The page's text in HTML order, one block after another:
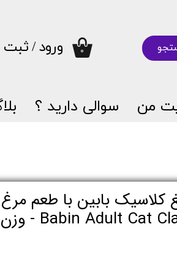
من سوالی دارید ؟
۰ ورود/ثبت
کلاسیک بابین با طعم